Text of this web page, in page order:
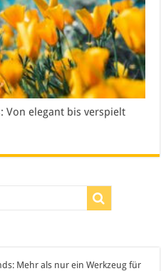
Von elegant bis verspielt
Mehr als nur ein Werkzeug für